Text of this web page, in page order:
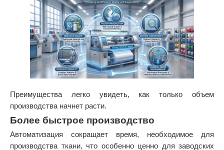
Преимущества легко увидеть, как только объем
производства начнет расти.
Более быстрое производство
Автоматизация сокращает время, необходимое для
производства ткани, что особенно ценно для заводских